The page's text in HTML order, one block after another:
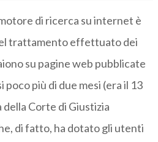
di ricerca su internet è
trattamento effettuato dei
su pagine web pubblicate
poco più di due mesi (era il 13
della Corte di Giustizia
di fatto, ha dotato gli utenti